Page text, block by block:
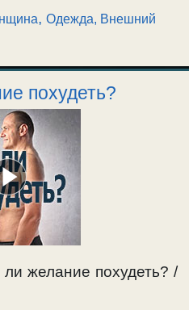
,Одежда, Внешний
похудеть?
ли желание похудеть? /